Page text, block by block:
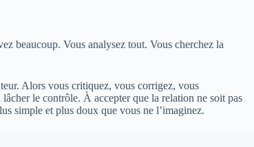
beaucoup. Vous analysez tout. Vous cherchez la
Alors vous critiquez, vous corrigez, vous
le contrôle. À accepter que la relation ne soit pas
simple et plus doux que vous ne l’imaginez.